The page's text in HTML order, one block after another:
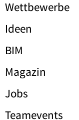
Wettbewerbe
Ideen
BIM
Magazin
Jobs